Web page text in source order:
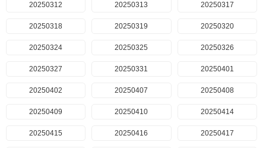
20250312 20250313 20250317
20250318 20250319 20250320
20250324 20250325 20250326
20250327 20250331 20250401
20250402 20250407 20250408
20250409 20250410 20250414
20250415 20250416 20250417